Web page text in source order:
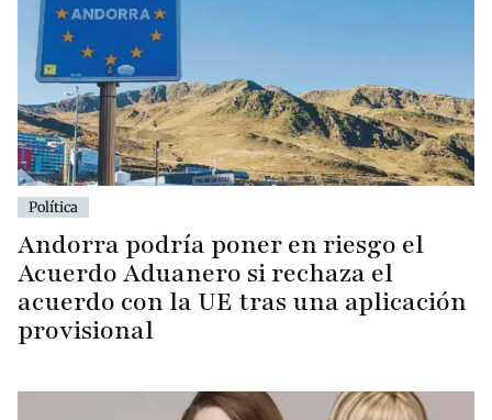
Política
Andorra podría poner en riesgo el
Acuerdo Aduanero si rechaza el
acuerdo con la UE tras una aplicación
provisional